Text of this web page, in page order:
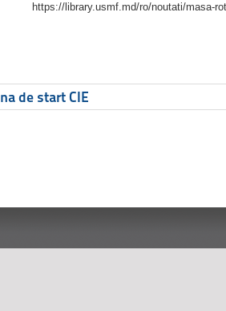
https://library.usmf.md/ro/noutati/masa-
de start CIE